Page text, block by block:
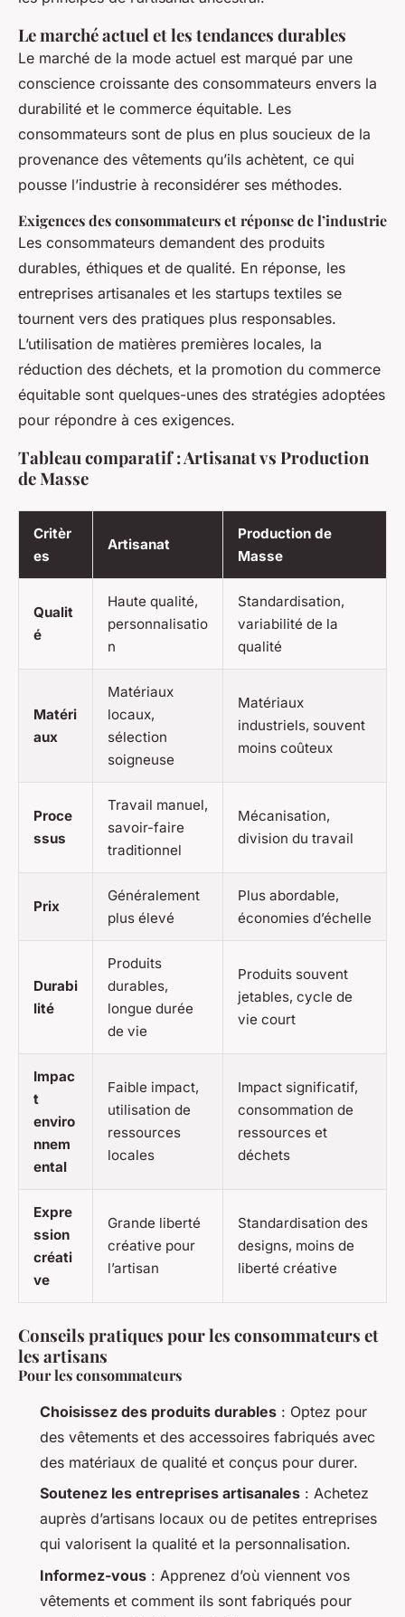
Le marché actuel et les tendances durables
Le marché de la mode actuel est marqué par une
conscience croissante des consommateurs envers la
durabilité et le commerce équitable. Les
consommateurs sont de plus en plus soucieux de la
provenance des vêtements qu’ils achètent, ce qui
pousse l’industrie à reconsidérer ses méthodes.
Exigences des consommateurs et réponse de l’industrie
Les consommateurs demandent des produits
durables, éthiques et de qualité. En réponse, les
entreprises artisanales et les startups textiles se
tournent vers des pratiques plus responsables.
L’utilisation de matières premières locales, la
réduction des déchets, et la promotion du commerce
équitable sont quelques-unes des stratégies adoptées
pour répondre à ces exigences.
Tableau comparatif : Artisanat vs Production
de Masse
Critèr
es
Artisanat
Production de
Masse
Qualit
é
Haute qualité,
personnalisatio
n
Standardisation,
variabilité de la
qualité
Matéri
aux
Matériaux
locaux,
sélection
soigneuse
Matériaux
industriels, souvent
moins coûteux
Proce
ssus
Travail manuel,
savoir-faire
traditionnel
Mécanisation,
division du travail
Prix
Généralement
plus élevé
Plus abordable,
économies d’échelle
Durabi
lité
Produits
durables,
longue durée
de vie
Produits souvent
jetables, cycle de
vie court
Impac
t
enviro
nnem
ental
Faible impact,
utilisation de
ressources
locales
Impact significatif,
consommation de
ressources et
déchets
Expre
ssion
créati
ve
Grande liberté
créative pour
l’artisan
Standardisation des
designs, moins de
liberté créative
Conseils pratiques pour les consommateurs et
les artisans
Pour les consommateurs
Choisissez des produits durables : Optez pour
des vêtements et des accessoires fabriqués avec
des matériaux de qualité et conçus pour durer.
Soutenez les entreprises artisanales : Achetez
auprès d’artisans locaux ou de petites entreprises
qui valorisent la qualité et la personnalisation.
Informez-vous : Apprenez d’où viennent vos
vêtements et comment ils sont fabriqués pour